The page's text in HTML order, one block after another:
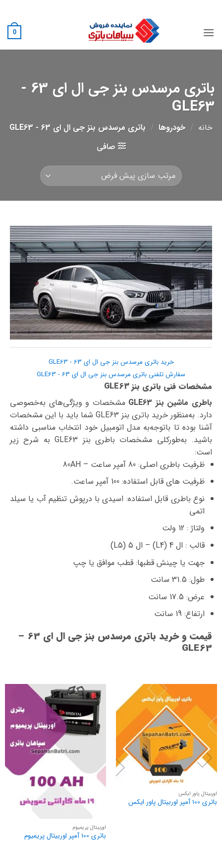
content
0
باتری مرسدس بنز جی ال ای 63 -
GLE63
خانه / خودروها / باتری مرسدس بنز جی ال ای 63 - GLE63
صافی
خرید باتری مرسدس بنز جی ال ای 63 - GLE63
سفارش تلفنی باتری مرسدس بنز جی ال ای 63 - GLE63
مشخصات فنی باتری بنز GLE63
باطری ماشین بنز GLE63
مشخصات و ویژگی‌های به‌خصوصی
دارد. به‌منظور خرید باتری بنز GLE63 شما باید با این مشخصات
آشنا بوده تا با‌توجه‌به مدل اتومبیل خود انتخاب مناسبی داشته
باشید. به‌طورکلی مشخصات باطری بنز GLE63 به شرح زیر
است:
ظرفیت باطری اصلی: 80 آمپر ساعت – 80AH
ظرفیت های قابل استفاده: 100 آمپر ساعت.
نوع باطری قابل استفاده: اسیدی با درپوش تنظیم آب یا سیلد
اتمی
ولتاژ : 12 ولت
قالب : ال 4 (L4) – ال 5 (L5)
جهت یا چینش قطبها: قطب موافق یا چپ
طول: 31.5 سانت
عرض: 17.5 سانت
ارتفاع: 19 سانت
قیمت و خرید باتری مرسدس بنز جی ال ای 63 –
GLE63
اوربیتال پاور ایکس
باتری 100 آمپر اوربیتال پاور ایکس
اوربیتال پریمیوم
باتری 100 آمپر اوربیتال پریمیوم